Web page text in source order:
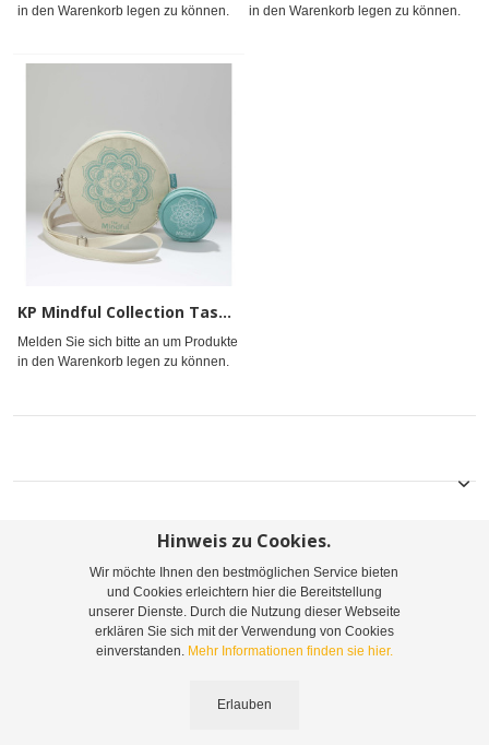
in den Warenkorb legen zu können.
in den Warenkorb legen zu können.
KP Mindful Collection Tasche
Melden Sie sich bitte an um Produkte
in den Warenkorb legen zu können.
Sitemap Suchbegriffe Erweiterte Suche
Bestellungen und Rücksendungen Kontaktieren Sie uns
44 55-0 | Email:info@belousek.at
Hinweis zu Cookies.
Wir möchte Ihnen den bestmöglichen Service bieten
und Cookies erleichtern hier die Bereitstellung
unserer Dienste. Durch die Nutzung dieser Webseite
erklären Sie sich mit der Verwendung von Cookies
einverstanden. Mehr Informationen finden sie hier.
Erlauben